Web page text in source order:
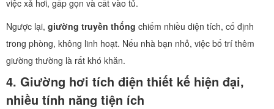
việc xả hơi, gấp gọn và cất vào tủ.
Ngược lại, giường truyền thống chiếm nhiều diện tích, cố định
trong phòng, không linh hoạt. Nếu nhà bạn nhỏ, việc bố trí thêm
giường thường là rất khó khăn.
4. Giường hơi tích điện thiết kế hiện đại,
nhiều tính năng tiện ích